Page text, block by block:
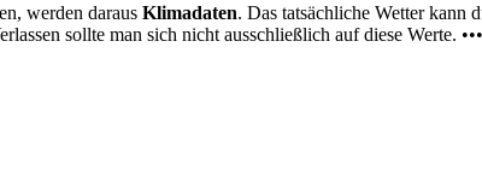
werden daraus Klimadaten. Das tatsächliche Wetter kann
sollte man sich nicht ausschließlich auf diese Werte. •••